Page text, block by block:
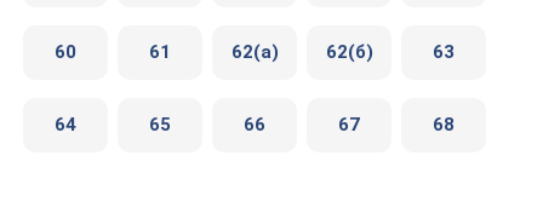
60 61 62(а) 62(б) 63
64 65 66 67 68